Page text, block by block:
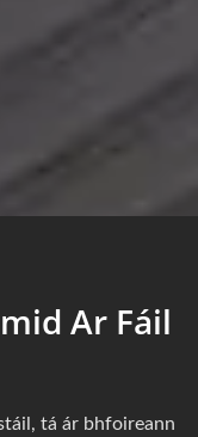
Ar Fáil
tá ár bhfoireann